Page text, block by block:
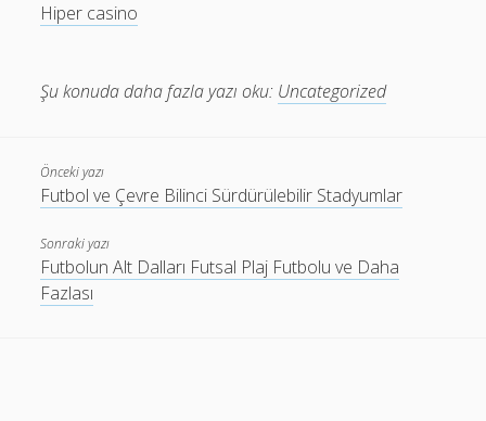
Hiper casino
Şu konuda daha fazla yazı oku: Uncategorized
Önceki yazı
Futbol ve Çevre Bilinci Sürdürülebilir Stadyumlar
Sonraki yazı
Futbolun Alt Dalları Futsal Plaj Futbolu ve Daha
Fazlası